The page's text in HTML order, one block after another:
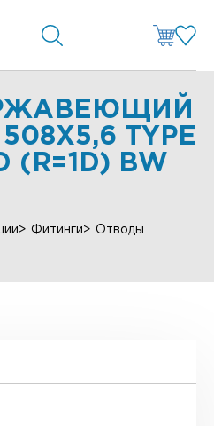
TYPE
(R=1D) BW
Фитинги
Отводы